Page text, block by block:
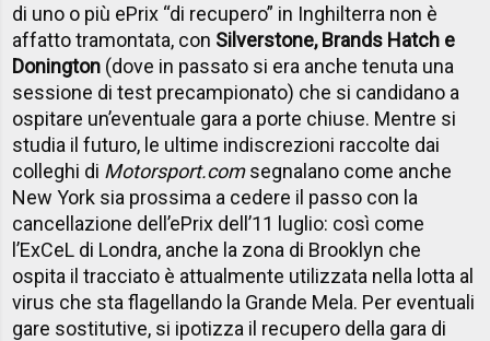
di uno o più ePrix “di recupero” in Inghilterra non è
affatto tramontata, con Silverstone, Brands Hatch e
Donington (dove in passato si era anche tenuta una
sessione di test precampionato) che si candidano a
ospitare un’eventuale gara a porte chiuse. Mentre si
studia il futuro, le ultime indiscrezioni raccolte dai
colleghi di Motorsport.comsegnalano come anche
New York sia prossima a cedere il passo con la
cancellazione dell’ePrix dell’11 luglio: così come
l’ExCeL di Londra, anche la zona di Brooklyn che
ospita il tracciato è attualmente utilizzata nella lotta al
virus che sta flagellando la Grande Mela. Per eventuali
gare sostitutive, si ipotizza il recupero della gara di